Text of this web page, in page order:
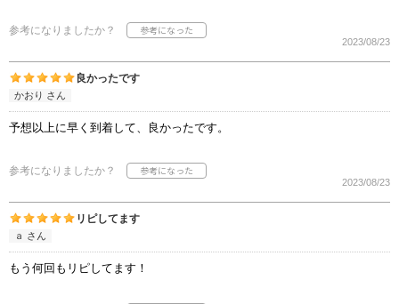
参考になりましたか？
2023/08/23
良かったです
かおり さん
予想以上に早く到着して、良かったです。
参考になりましたか？
2023/08/23
リピしてます
ａ さん
もう何回もリピしてます！